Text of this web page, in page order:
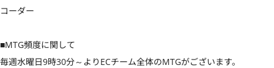
コーダー
■MTG頻度に関して
毎週水曜日9時30分～よりECチーム全体のMTGがございます。